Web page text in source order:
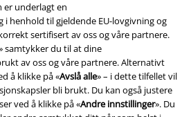
er underlagt en
henhold til gjeldende EU-lovgivning og
sertifisert av oss og våre partnere.
samtykker du til at dine
av oss og våre partnere. Alternativt
å klikke på «Avslå alle» – i dette tilfellet vil
bli brukt. Du kan også justere
ved å klikke på «Andre innstillinger». Du